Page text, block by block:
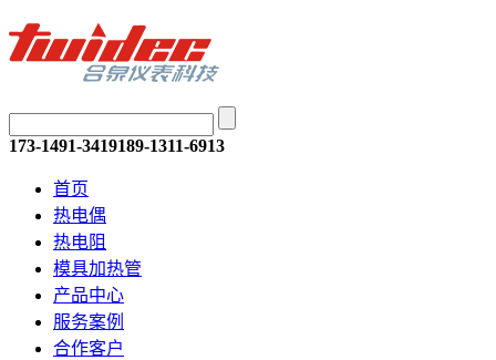
173-1491-3419189-1311-6913
首页
热电偶
热电阻
模具加热管
产品中心
服务案例
合作客户